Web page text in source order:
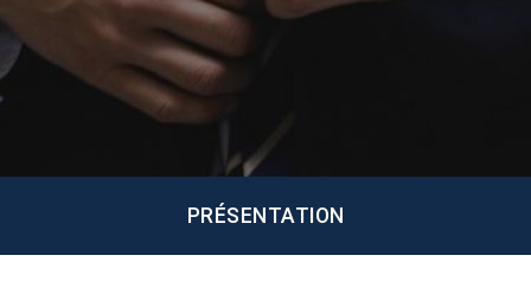
PRÉSENTATION